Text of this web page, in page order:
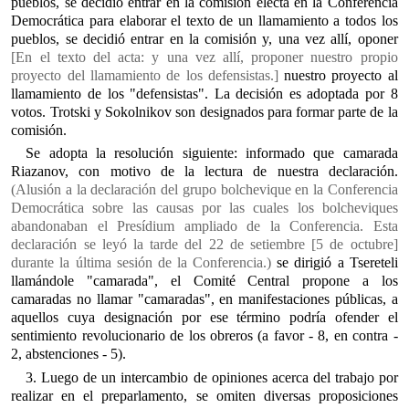
Democrática para elaborar el texto de un llamamiento a todos los
pueblos, se decidió entrar en la comisión y, una vez allí, oponer
[En el texto del acta: y una vez allí, proponer nuestro propio
proyecto del llamamiento de los defensistas.] nuestro proyecto al
llamamiento de los "defensistas". La decisión es adoptada por 8
votos. Trotski y Sokolnikov son designados para formar parte de la
comisión.
Se adopta la resolución siguiente: informado que camarada
Riazanov, con motivo de la lectura de nuestra declaración.
(Alusión a la declaración del grupo bolchevique en la Conferencia
Democrática sobre las causas por las cuales los bolcheviques
abandonaban el Presídium ampliado de la Conferencia. Esta
declaración se leyó la tarde del 22 de setiembre [5 de octubre]
durante la última sesión de la Conferencia.) se dirigió a Tsereteli
llamándole "camarada", el Comité Central propone a los
camaradas no llamar "camaradas", en manifestaciones públicas, a
aquellos cuya designación por ese término podría ofender el
sentimiento revolucionario de los obreros (a favor - 8, en contra -
2, abstenciones - 5).
3. Luego de un intercambio de opiniones acerca del trabajo por
realizar en el preparlamento, se omiten diversas proposiciones